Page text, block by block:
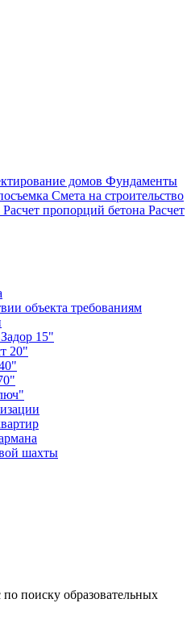
домов Фундаменты
Смета на строительство
Расчет пропорций бетона Расчет
объекта требованиям
15"
20"
шахты
поиску образовательных